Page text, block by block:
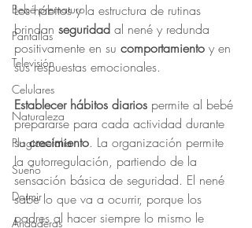
Bebé prematuro
Pantallas
Televisión
Celulares
Naturaleza
Plagiocefalia
Sueño
Dormir
Andaderas
Los hábitos y la estructura de rutinas
brindan seguridad al nené y redunda
positivamente en su comportamiento y en
sus respuestas emocionales.
Establecer hábitos diarios permite al bebé
prepararse para cada actividad durante
su crecimiento. La organización permite
la autorregulación, partiendo de la
sensación básica de seguridad. El nené
sabe lo que va a ocurrir, porque los
padres al hacer siempre lo mismo le